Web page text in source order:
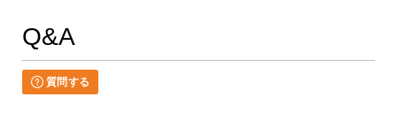
Q&A
質問する